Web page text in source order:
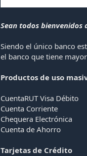
Sean todos bienvenidos
Siendo el único banco
el banco que tiene
Productos de uso
CuentaRUT Visa Débito
Cuenta Corriente
Chequera Electrónica
Cuenta de Ahorro
Tarjetas de Crédito